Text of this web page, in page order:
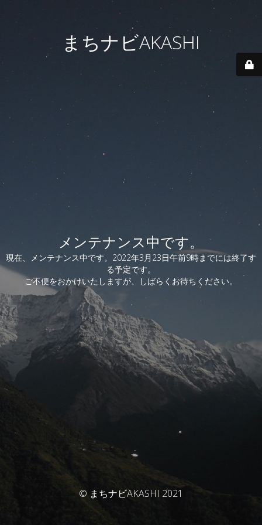
まちナビAKASHI
メンテナンス中です。
現在、メンテナンス中です。2022年3月23日午前9時までには終了す
る予定です。
ご不便をおかけいたしますが、しばらくお待ちください。
© まちナビAKASHI 2021